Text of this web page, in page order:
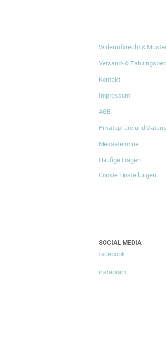
Widerrufsrecht &
Versand- &
Kontakt
Impressum
AGB
Privatsphäre und
Messetermine
Häufige Fragen
Cookie Einstellungen
SOCIAL MEDIA
facebook
instagram